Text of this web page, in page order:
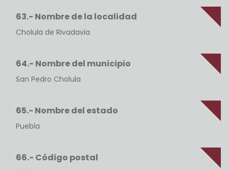
63.- Nombre de la localidad
Cholula de Rivadavia
64.- Nombre del municipio
San Pedro Cholula
65.- Nombre del estado
Puebla
66.- Código postal